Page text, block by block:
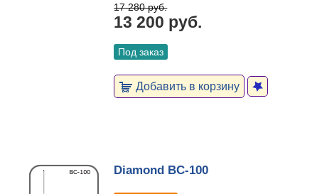
17 280 руб.
13 200 руб.
Под заказ
Добавить в корзину
Diamond BC-100